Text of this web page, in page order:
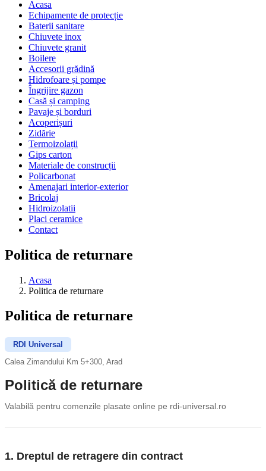
Acasa
Echipamente de protecție
Baterii sanitare
Chiuvete inox
Chiuvete granit
Boilere
Accesorii grădină
Hidrofoare și pompe
Îngrijire gazon
Casă și camping
Pavaje și borduri
Acoperișuri
Zidărie
Termoizolații
Gips carton
Materiale de construcții
Policarbonat
Amenajari interior-exterior
Bricolaj
Hidroizolatii
Placi ceramice
Contact
Politica de returnare
Acasa
Politica de returnare
Politica de returnare
RDI Universal
Calea Zimandului Km 5+300, Arad
Politică de returnare
Valabilă pentru comenzile plasate online pe rdi-universal.ro
1. Dreptul de retragere din contract